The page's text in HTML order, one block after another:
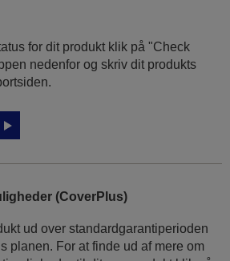
for dit produkt klik på "Check
nedenfor og skriv dit produkts
(CoverPlus)
ud over standardgarantiperioden
planen. For at finde ud af mere om